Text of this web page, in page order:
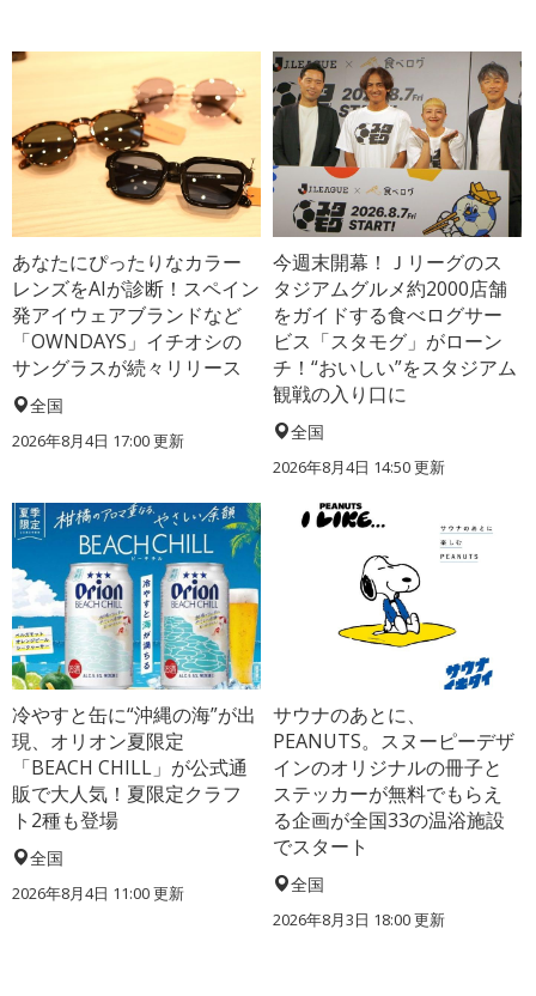
あなたにぴったりなカラー
レンズをAIが診断！スペイン
発アイウェアブランドなど
「OWNDAYS」イチオシの
サングラスが続々リリース
全国
2026年8月4日 17:00更新
今週末開幕！Ｊリーグのス
タジアムグルメ約2000店舗
をガイドする食べログサー
ビス「スタモグ」がローン
チ！“おいしい”をスタジアム
観戦の入り口に
全国
2026年8月4日 14:50更新
冷やすと缶に“沖縄の海”が出
現、オリオン夏限定
「BEACH CHILL」が公式通
販で大人気！夏限定クラフ
ト2種も登場
全国
2026年8月4日 11:00更新
サウナのあとに、
PEANUTS。スヌーピーデザ
インのオリジナルの冊子と
ステッカーが無料でもらえ
る企画が全国33の温浴施設
でスタート
全国
2026年8月3日 18:00更新